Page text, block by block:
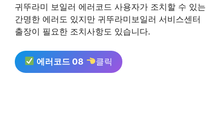
귀뚜라미 보일러 에러코드 사용자가 조치할 수 있는
간명한 에러도 있지만 귀뚜라미보일러 서비스센터
출장이 필요한 조치사항도 있습니다.
에러코드 08 클릭